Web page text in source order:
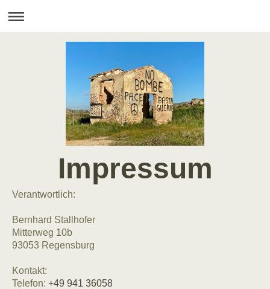
Impressum
Verantwortlich:
Bernhard Stallhofer
Mitterweg 10b
93053 Regensburg
Kontakt:
Telefon: +49 941 36058